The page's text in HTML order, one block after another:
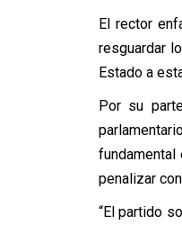
El rector
resguardar
Estado a
Por su
penalizar
“El partido